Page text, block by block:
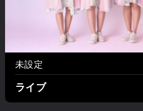
未設定
ライブ